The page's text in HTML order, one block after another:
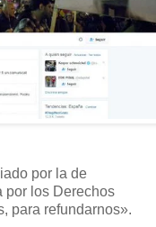
por la de
por los Derechos
para refundarnos».